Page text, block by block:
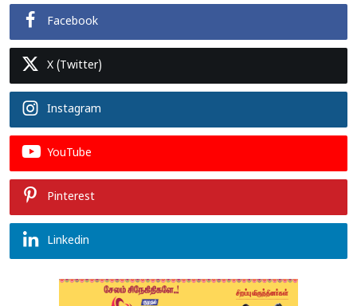
Facebook
X (Twitter)
Instagram
YouTube
Pinterest
Linkedin